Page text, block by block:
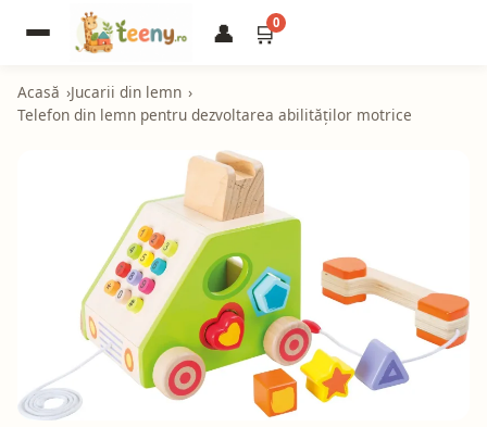
👤 🛒0
Acasă
Jucarii din lemn
Telefon din lemn pentru dezvoltarea abilităților motrice